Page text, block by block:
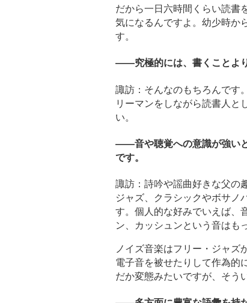
だから一日六時間くらい読書
気になるんですよ。幼少時か
す。
――究極的には、書くことよ
諏訪：そんなのもちろんです
リーマンをしながら読書人と
い。
――音や聴覚への意識が強い
です。
諏訪：詩吟や謡曲好きな父の
ジャズ、クラシックやボサノ
す。個人的な好みでいえば、
ン、カッシュンという音はも
ノイズ音楽はフリー・ジャズ
電子音を被せたりして作為的
だか変態みたいですが、そう